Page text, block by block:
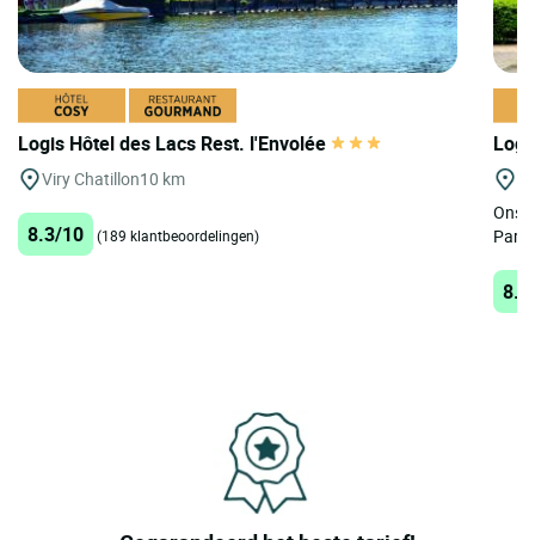
Logis Hôtel des Lacs Rest. l'Envolée
Viry Chatillon10 km
8.3/10 (189 klantbeoordelingen)
Ons